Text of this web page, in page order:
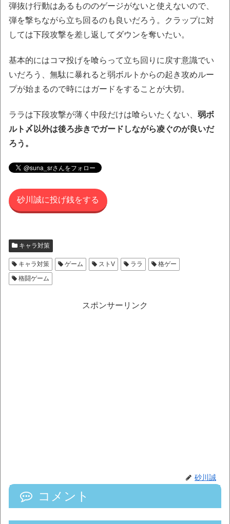
弾抜け行動はあるもののゲージがないと使えないので、
弾を撃ちながら立ち回るのも良いだろう。クラップに対
しては下段攻撃を差し返してダウンを奪いたい。
基本的にはコマ投げを喰らって立ち回りに戻す意識でい
いだろう、無駄に暴れると弱ボルトからの起き攻めルー
プが始まるので時にはガードをすることが大切。
ララは下段攻撃が薄く中段だけは喰らいたくない、 弱ボ
ルト〆以外は後ろ歩きでガードしながら凌ぐのが良いだ
ろう。
砂川誠に投げ銭をする
キャラ対策
キャラ対策 ゲーム ストV ララ
格ゲー
格闘ゲーム
スポンサーリンク
砂川誠
コメント